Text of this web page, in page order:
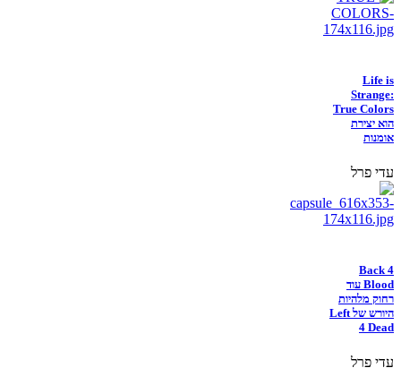
Life is
Strange:
True Colors
הוא יצירת
אומנות
עדי פרל
Back 4
Blood עוד
רחוק מלהיות
היורש של Left
4 Dead
עדי פרל